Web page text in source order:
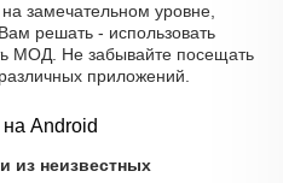
замечательном уровне,
решать - использовать
МОД. Не забывайте посещать
приложений.
Android
из неизвестных